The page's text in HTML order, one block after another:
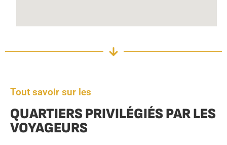
Tout savoir sur les
QUARTIERS PRIVILÉGIÉS PAR LES
VOYAGEURS